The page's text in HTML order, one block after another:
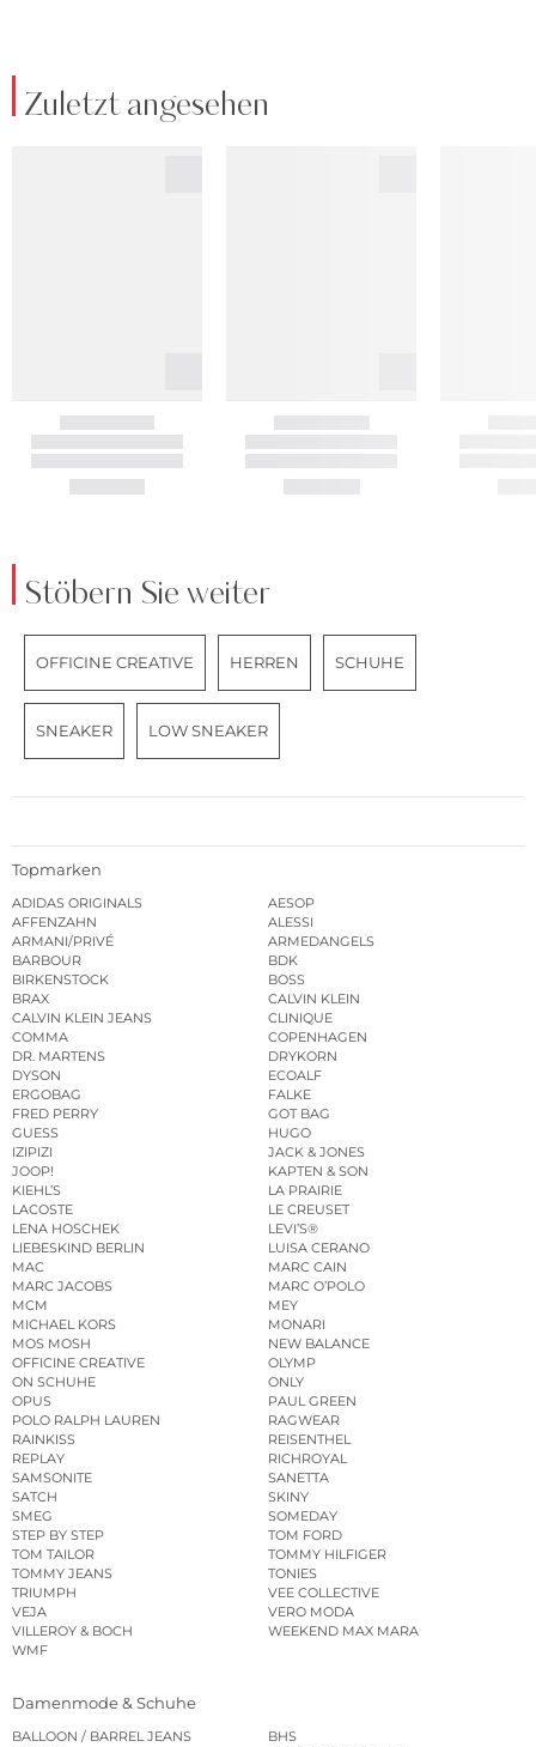
Zuletzt angesehen
Stöbern Sie weiter
OFFICINE CREATIVE HERREN SCHUHE
SNEAKER LOW SNEAKER
Topmarken
ADIDAS ORIGINALS
AESOP
AFFENZAHN
ALESSI
ARMANI/PRIVÉ
ARMEDANGELS
BARBOUR
BDK
BIRKENSTOCK
BOSS
BRAX
CALVIN KLEIN
CALVIN KLEIN JEANS
CLINIQUE
COMMA
COPENHAGEN
DR. MARTENS
DRYKORN
DYSON
ECOALF
ERGOBAG
FALKE
FRED PERRY
GOT BAG
GUESS
HUGO
IZIPIZI
JACK & JONES
JOOP!
KAPTEN & SON
KIEHL’S
LA PRAIRIE
LACOSTE
LE CREUSET
LENA HOSCHEK
LEVI’S®
LIEBESKIND BERLIN
LUISA CERANO
MAC
MARC CAIN
MARC JACOBS
MARC O’POLO
MCM
MEY
MICHAEL KORS
MONARI
MOS MOSH
NEW BALANCE
OFFICINE CREATIVE
OLYMP
ON SCHUHE
ONLY
OPUS
PAUL GREEN
POLO RALPH LAUREN
RAGWEAR
RAINKISS
REISENTHEL
REPLAY
RICHROYAL
SAMSONITE
SANETTA
SATCH
SKINY
SMEG
SOMEDAY
STEP BY STEP
TOM FORD
TOM TAILOR
TOMMY HILFIGER
TOMMY JEANS
TONIES
TRIUMPH
VEE COLLECTIVE
VEJA
VERO MODA
VILLEROY & BOCH
WEEKEND MAX MARA
WMF
Damenmode & Schuhe
BALLOON / BARREL JEANS
BHS